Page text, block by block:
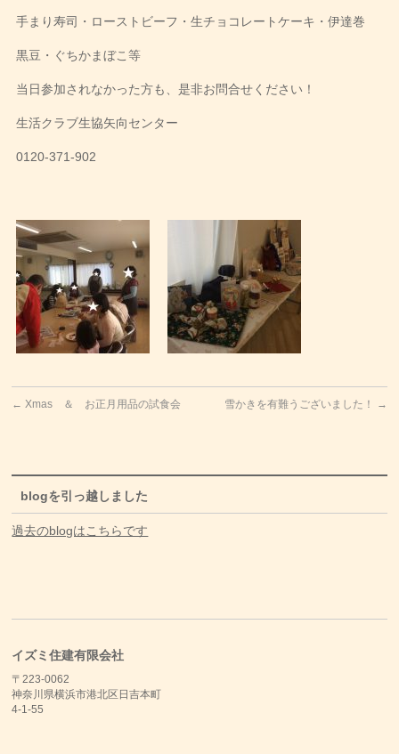
手まり寿司・ローストビーフ・生チョコレートケーキ・伊達巻
黒豆・ぐちかまぼこ等
当日参加されなかった方も、是非お問合せください！
生活クラブ生協矢向センター
0120-371-902
← Xmas ＆ お正月用品の試食会 雪かきを有難うございました！ →
blogを引っ越しました
過去のblogはこちらです
イズミ住建有限会社
〒223-0062
神奈川県横浜市港北区日吉本町
4-1-55